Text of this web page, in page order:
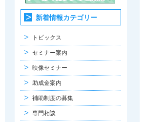
新着情報カテゴリー
トピックス
セミナー案内
映像セミナー
助成金案内
補助制度の募集
専門相談